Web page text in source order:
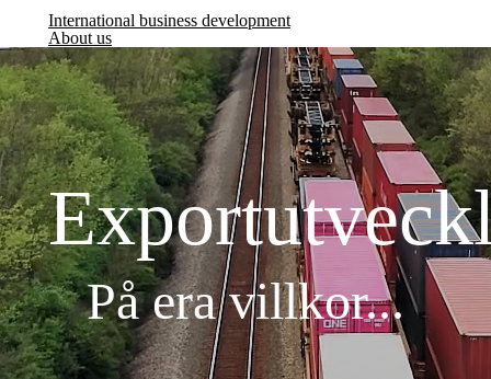
International business development
About us
Export
På era villkor...